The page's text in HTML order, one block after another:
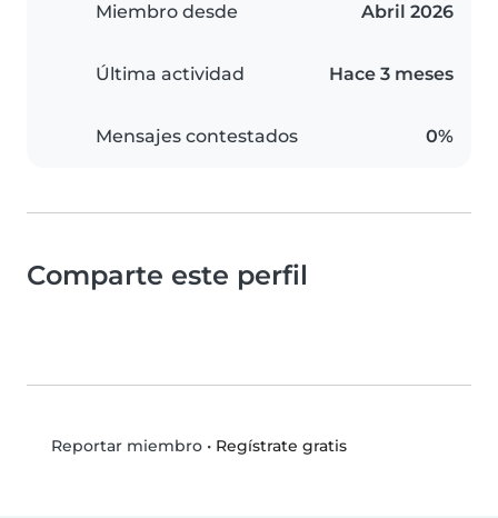
Miembro desde Abril 2026
Última actividad Hace 3 meses
Mensajes contestados 0%
Comparte este perfil
Reportar miembro• Regístrate gratis